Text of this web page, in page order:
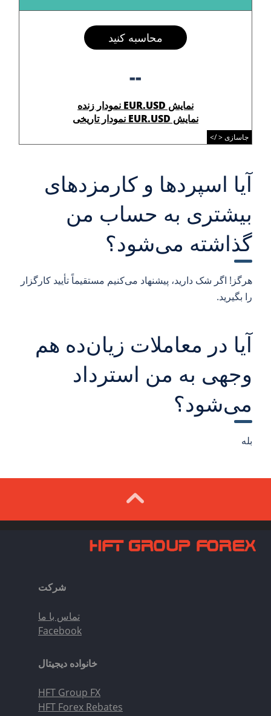
محاسبه کنید
--
نمایش EUR.USD نمودار زنده
نمایش EUR.USD نمودار تاریخی
جاسازی < />
آیا اسپردها و کارمزدهای
بیشتری به حساب من
گذاشته می‌شود؟
هرگز! اگر شک دارید، پیشنهاد می‌کنیم مستقیماً تأیید کارگزار
را بگیرید.
آیا در معاملات زیان‌ده هم
وجهی به من استرداد
می‌شود؟
بله
شرکت
تماس با ما
Facebook
خانواده دیجیتال
HFT Group FX
HFT Forex Rebates